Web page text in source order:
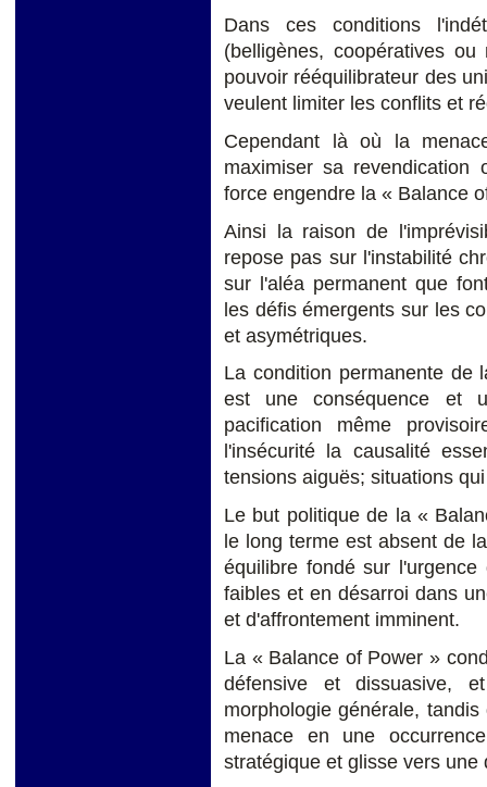
Dans ces conditions
(belligènes, coopératives
pouvoir rééquilibrateur des
veulent limiter les conflits et
Cependant là où la
maximiser sa
force engendre la « Balance
Ainsi la raison de
repose pas sur l'instabilité
sur l'aléa permanent que
les défis émergents sur les
et asymétriques.
La condition permanente de
est une conséquence et
pacification même
l'insécurité la causalité
tensions aiguës; situations
Le but politique de la «
le long terme est absent de
équilibre fondé sur
faibles et en désarroi dans
et d'affrontement imminent.
La « Balance of Power »
défensive et dissuasive,
morphologie générale,
menace en une
stratégique et glisse vers